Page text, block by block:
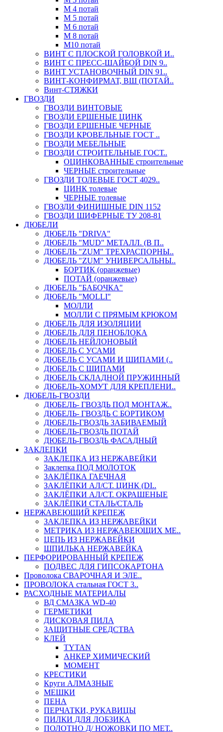
М 4 потай
М 5 потай
М 6 потай
М 8 потай
М10 потай
ВИНТ С ПЛОСКОЙ ГОЛОВКОЙ И..
ВИНТ С ПРЕСС-ШАЙБОЙ DIN 9..
ВИНТ УСТАНОВОЧНЫЙ DIN 91..
ВИНТ-КОНФИРМАТ, ВШ (ПОТАЙ..
Винт-СТЯЖКИ
ГВОЗДИ
ГВОЗДИ ВИНТОВЫЕ
ГВОЗДИ ЕРШЕНЫЕ ЦИНК
ГВОЗДИ ЕРШЕНЫЕ ЧЕРНЫЕ
ГВОЗДИ КРОВЕЛЬНЫЕ ГОСТ ..
ГВОЗДИ МЕБЕЛЬНЫЕ
ГВОЗДИ СТРОИТЕЛЬНЫЕ ГОСТ..
ОЦИНКОВАННЫЕ строительные
ЧЕРНЫЕ строительные
ГВОЗДИ ТОЛЕВЫЕ ГОСТ 4029..
ЦИНК толевые
ЧЕРНЫЕ толевые
ГВОЗДИ ФИНИШНЫЕ DIN 1152
ГВОЗДИ ШИФЕРНЫЕ ТУ 208-81
ДЮБЕЛИ
ДЮБЕЛЬ "DRIVA"
ДЮБЕЛЬ "MUD" МЕТАЛЛ. (В П..
ДЮБЕЛЬ "ZUM" ТРЕХРАСПОРНЫ..
ДЮБЕЛЬ "ZUM" УНИВЕРСАЛЬНЫ..
БОРТИК (оранжевые)
ПОТАЙ (оранжевые)
ДЮБЕЛЬ "БАБОЧКА"
ДЮБЕЛЬ "МOLLI"
МОЛЛИ
МОЛЛИ С ПРЯМЫМ КРЮКОМ
ДЮБЕЛЬ ДЛЯ ИЗОЛЯЦИИ
ДЮБЕЛЬ ДЛЯ ПЕНОБЛОКА
ДЮБЕЛЬ НЕЙЛОНОВЫЙ
ДЮБЕЛЬ С УСАМИ
ДЮБЕЛЬ С УСАМИ И ШИПАМИ (..
ДЮБЕЛЬ С ШИПАМИ
ДЮБЕЛЬ СКЛАДНОЙ ПРУЖИННЫЙ
ДЮБЕЛЬ-ХОМУТ ДЛЯ КРЕПЛЕНИ..
ДЮБЕЛЬ-ГВОЗДИ
ДЮБЕЛЬ- ГВОЗДЬ ПОД МОНТАЖ..
ДЮБЕЛЬ- ГВОЗДЬ С БОРТИКОМ
ДЮБЕЛЬ-ГВОЗДЬ ЗАБИВАЕМЫЙ
ДЮБЕЛЬ-ГВОЗДЬ ПОТАЙ
ДЮБЕЛЬ-ГВОЗДЬ ФАСАДНЫЙ
ЗАКЛЕПКИ
ЗАКЛЕПКА ИЗ НЕРЖАВЕЙКИ
Заклепка ПОД МОЛОТОК
ЗАКЛЁПКА ГАЕЧНАЯ
ЗАКЛЁПКИ АЛ/СТ. ЦИНК (DI..
ЗАКЛЁПКИ АЛ/СТ. ОКРАШЕНЫЕ
ЗАКЛЁПКИ СТАЛЬ/СТАЛЬ
НЕРЖАВЕЮЩИЙ КРЕПЕЖ
ЗАКЛЕПКА ИЗ НЕРЖАВЕЙКИ
МЕТРИКА ИЗ НЕРЖАВЕЮЩИХ МЕ..
ЦЕПЬ ИЗ НЕРЖАВЕЙКИ
ШПИЛЬКА НЕРЖАВЕЙКА
ПЕРФОРИРОВАННЫЙ КРЕПЕЖ
ПОДВЕС ДЛЯ ГИПСОКАРТОНА
Проволока СВАРОЧНАЯ И ЭЛЕ..
ПРОВОЛОКА стальная ГОСТ 3..
РАСХОДНЫЕ МАТЕРИАЛЫ
ВД СМАЗКА WD-40
ГЕРМЕТИКИ
ДИСКОВАЯ ПИЛА
ЗАЩИТНЫЕ СРЕДСТВА
КЛЕЙ
TYTAN
АНКЕР ХИМИЧЕСКИЙ
МОМЕНТ
КРЕСТИКИ
Круги АЛМАЗНЫЕ
МЕШКИ
ПЕНА
ПЕРЧАТКИ, РУКАВИЦЫ
ПИЛКИ ДЛЯ ЛОБЗИКА
ПОЛОТНО Д/ НОЖОВКИ ПО МЕТ..